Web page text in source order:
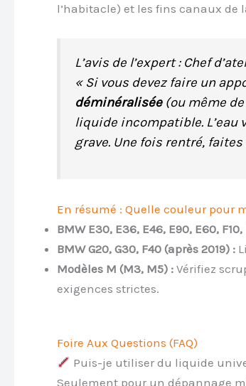
l’habitacle) et les fins canaux
L’avis de l’expert : Chef
« Si vous devez faire un
déminéralisée(ou même de
liquide incompatible. L’eau
grave. Une fois rentré,
En résumé : Quelle couleur pour
BMW E30, E36, E46, E90, E60,
BMW G20, G30, F40 (après 2019) :
Modèles M (M3, M5) : Vérifiez
exigences strictes.
Foire Aux Questions (FAQ)
Puis-je utiliser du liquide
Seulement pour un dépannage